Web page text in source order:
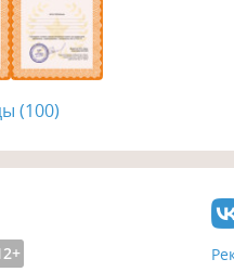
(100)